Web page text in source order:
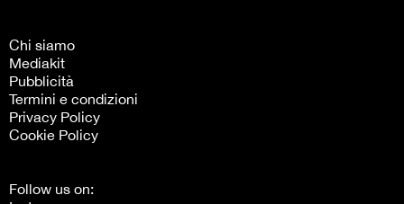
Chi siamo
Mediakit
Pubblicità
Termini e condizioni
Privacy Policy
Cookie Policy
Follow us on: